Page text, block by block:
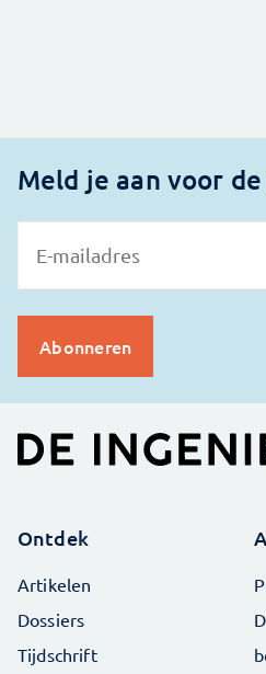
Meld je aan voor
Ontdek
Artikelen
Dossiers
Tijdschrift